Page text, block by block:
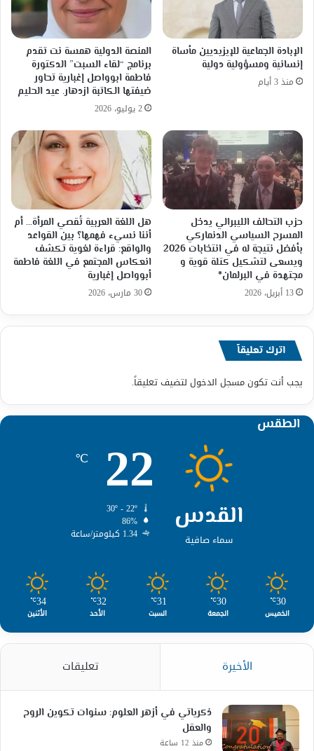
الإبادة الجماعية للإيزيديين مأساة
إنسانية ومسؤولية دولية
منذ 3 أيام
المنصة الدولية همسة نت تقدم
برنامج “لقاء السبت” الدكتورة
فاطمة ابوواصل إغبارية تحاور
ضيفتها الكاتبة ازدهار. عيد الحليم
2 يوليو، 2026
حزب التحالف الليبرالي يدخل
المسرح السياسي الدنماركي
بأفضل نتيجة له في انتخابات 2026
ويسعى لتشكيل كتلة قوية و
مجتهدة في البرلمان*
13 أبريل، 2026
هل اللغة العربية تُقصي المرأة… أم
أننا نسيء فهمها؟ بين القواعد
والواقع: قراءة لغوية تكشف
انعكاس المجتمع في اللغة فاطمة
أبوواصل إغبارية
30 مارس، 2026
اترك تعليقاً
يجب أنت تكونمسجل الدخول لتضيف تعليقاً.
الطقس
القدس
سماء صافية
22
℃
86%
1.34 كيلومتر/ساعة
30
℃
الخميس
30
℃
الجمعة
31
℃
السبت
32
℃
الأحد
34
℃
الأثنين
الأخيرة تعليقات
ذكرياتي في أزهر العلوم: سنوات تكوين الروح
والعقل
منذ 12 ساعة